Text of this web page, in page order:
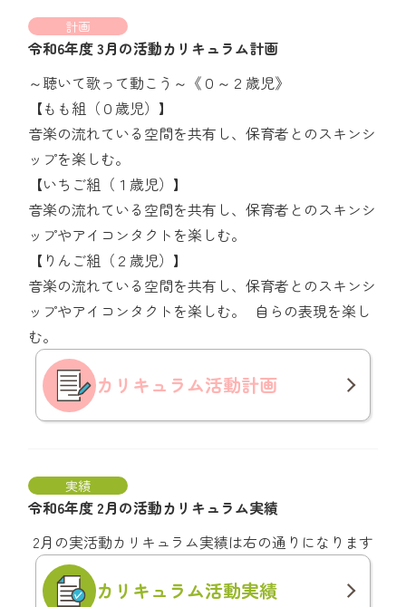
計画
令和6年度 3月の活動カリキュラム計画
～聴いて歌って動こう～《０～２歳児》
【もも組（０歳児）】
音楽の流れている空間を共有し、保育者とのスキンシ
ップを楽しむ。
【いちご組（１歳児）】
音楽の流れている空間を共有し、保育者とのスキンシ
ップやアイコンタクトを楽しむ。
【りんご組（２歳児）】
音楽の流れている空間を共有し、保育者とのスキンシ
ップやアイコンタクトを楽しむ。 自らの表現を楽し
む。
カリキュラム活動計画
実績
令和6年度 2月の活動カリキュラム実績
2月の実活動カリキュラム実績は右の通りになります
カリキュラム活動実績